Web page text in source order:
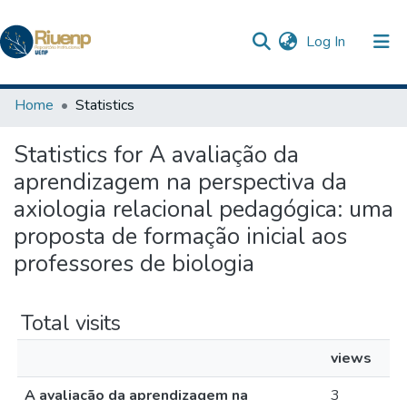
Log In (current)
Communities & Collections
The Repository
Home Statistics
Statistics for A avaliação da
aprendizagem na perspectiva da
axiologia relacional pedagógica: uma
proposta de formação inicial aos
professores de biologia
Total visits
views
A avaliação da aprendizagem na
3